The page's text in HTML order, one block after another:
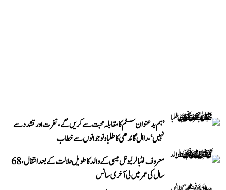
’ہم بدعنوان سسٹم کا مقابلہ محبت سے کریں گے، نفرت اور تشدد سے
نہیں‘، راہل گاندھی کا طلبا و نوجوانوں سے خطاب
معروف فٹبالر لیونل میسی کے والد کا طویل علالت کے بعد انتقال، 68
سال کی عمر میں لی آخری سانس